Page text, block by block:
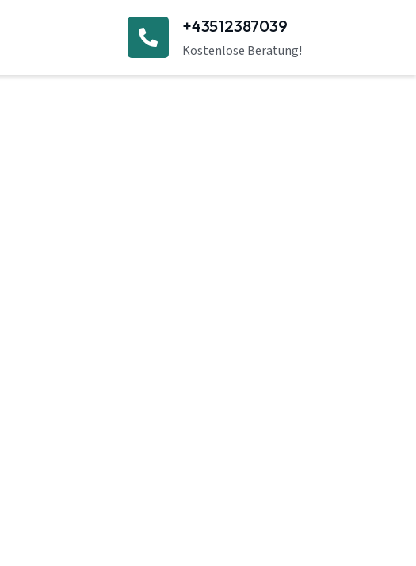
+43512387039
Kostenlose Beratung!